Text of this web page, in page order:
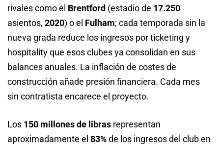
rivales como el Brentford (estadio de 17.250
asientos, 2020) o el Fulham; cada temporada sin la
nueva grada reduce los ingresos por ticketing y
hospitality que esos clubes ya consolidan en sus
balances anuales. La inflación de costes de
construcción añade presión financiera. Cada mes
sin contratista encarece el proyecto.
Los 150 millones de libras representan
aproximadamente el 83%de los ingresos del club en